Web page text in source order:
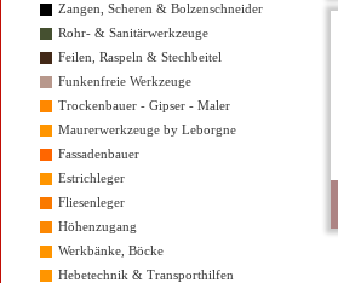
Zangen, Scheren & Bolzenschneider
Rohr- & Sanitärwerkzeuge
Feilen, Raspeln & Stechbeitel
Funkenfreie Werkzeuge
Trockenbauer - Gipser - Maler
Maurerwerkzeuge by Leborgne
Fassadenbauer
Estrichleger
Fliesenleger
Höhenzugang
Werkbänke, Böcke
Hebetechnik & Transporthilfen